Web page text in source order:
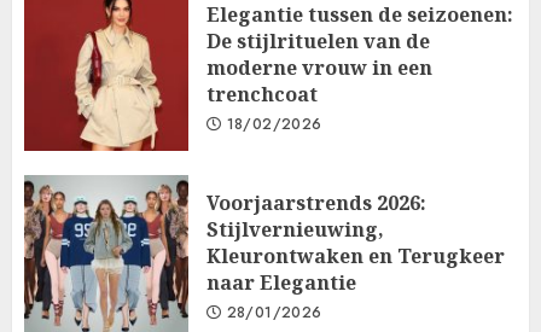
Elegantie tussen de seizoenen:
De stijlrituelen van de
moderne vrouw in een
trenchcoat
18/02/2026
Voorjaarstrends 2026:
Stijlvernieuwing,
Kleurontwaken en Terugkeer
naar Elegantie
28/01/2026